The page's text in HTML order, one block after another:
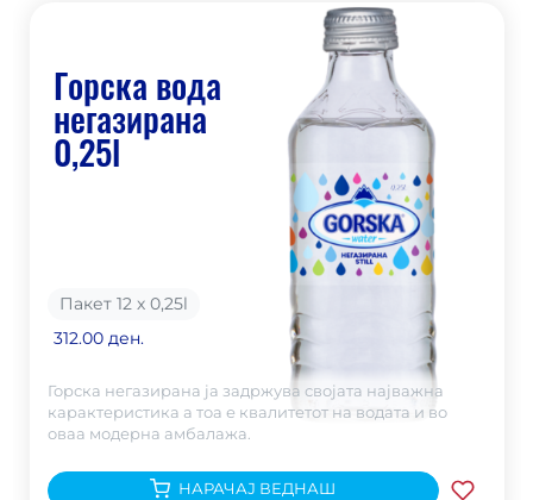
Горска вода
негазирана
0,25l
Пакет 12 х 0,25l
312.00 ден.
Горска негазирана ја задржува својата најважна
карактеристика а тоа е квалитетот на водата и во
оваа модерна амбалажа.
НАРАЧАЈ ВЕДНАШ